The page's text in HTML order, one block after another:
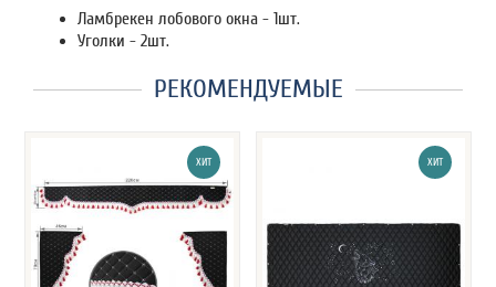
Ламбрекен лобового окна - 1шт.
Уголки - 2шт.
РЕКОМЕНДУЕМЫЕ
ХИТ ХИТ